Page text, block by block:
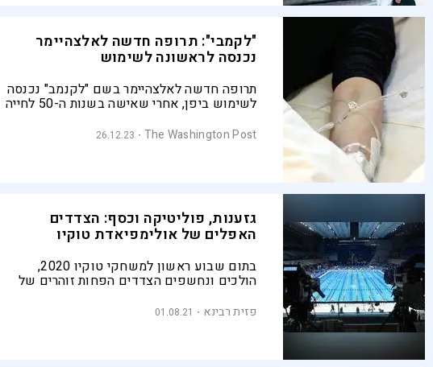
"לקמבי": תרופה חדשה לאלצהיימר
נכנסה לראשונה לשימוש
תרופה חדשה לאלצהיימר בשם "לקנמב" נכנסה
לשימוש ביפן, אחרי שאישה בשנות ה-50 לחייה
"מרגישה הקלה"
The Washington Post
26.12.23
גזענות, פוליטיקה וכסף: הצדדים
האפלים של אולימפיאדת טוקיו
בתום שבוע ראשון למשחקי טוקיו 2020,
הולכים ונחשפים הצדדים הפחות זוהרים של
פזית רבינא 01.08.21